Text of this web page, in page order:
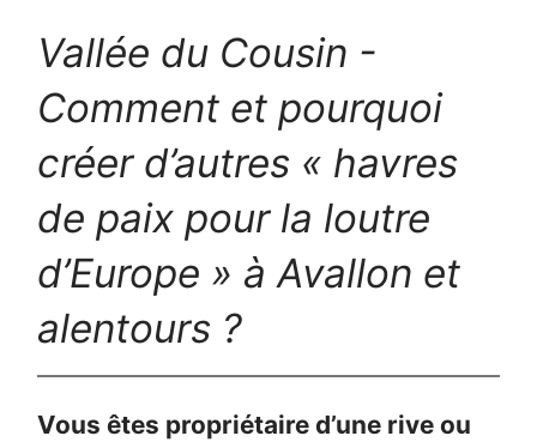
Vallée du Cousin -
Comment et pourquoi
créer d’autres « havres
de paix pour la loutre
d’Europe » à Avallon et
alentours ?
Vous êtes propriétaire d’une rive ou